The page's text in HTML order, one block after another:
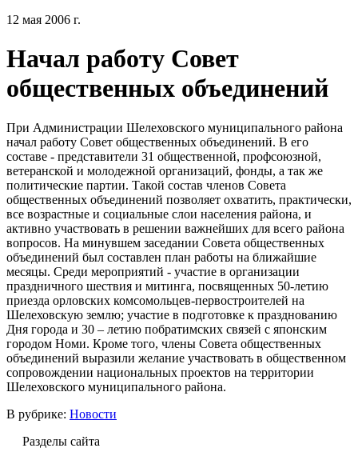
12 мая 2006 г.
Начал работу Совет
общественных объединений
При Администрации Шелеховского муниципального района
начал работу Совет общественных объединений. В его
составе - представители 31 общественной, профсоюзной,
ветеранской и молодежной организаций, фонды, а так же
политические партии. Такой состав членов Совета
общественных объединений позволяет охватить, практически,
все возрастные и социальные слои населения района, и
активно участвовать в решении важнейших для всего района
вопросов. На минувшем заседании Совета общественных
объединений был составлен план работы на ближайшие
месяцы. Среди мероприятий - участие в организации
праздничного шествия и митинга, посвященных 50-летию
приезда орловских комсомольцев-первостроителей на
Шелеховскую землю; участие в подготовке к празднованию
Дня города и 30 – летию побратимских связей с японским
городом Номи. Кроме того, члены Совета общественных
объединений выразили желание участвовать в общественном
сопровождении национальных проектов на территории
Шелеховского муниципального района.
В рубрике: Новости
Разделы сайта